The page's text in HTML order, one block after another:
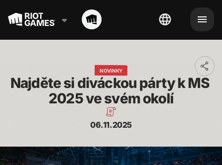
NOVINKY
Najděte si diváckou párty k MS
2025 ve svém okolí
06.11.2025